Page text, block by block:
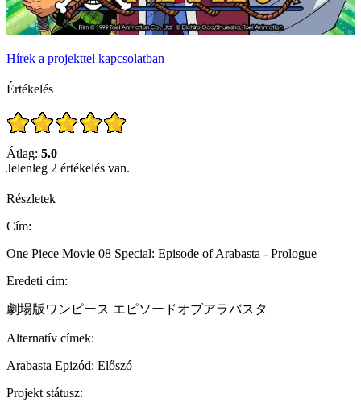
Hírek a projekttel kapcsolatban
Értékelés
Átlag: 5.0
Jelenleg 2 értékelés van.
Részletek
Cím:
One Piece Movie 08 Special: Episode of Arabasta - Prologue
Eredeti cím:
劇場版ワンピース エピソードオブアラバスタ
Alternatív címek:
Arabasta Epizód: Előszó
Projekt státusz: